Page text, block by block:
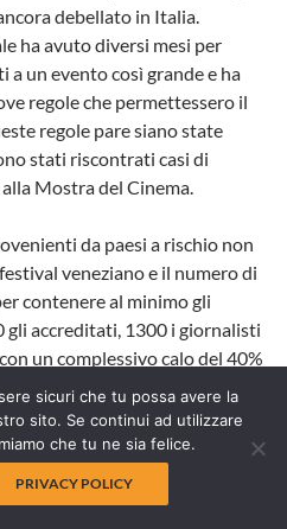
debellato in Italia.
ha avuto diversi mesi per
un evento così grande e ha
regole che permettessero il
regole pare siano state
stati riscontrati casi di
Mostra del Cinema.
da paesi a rischio non
veneziano e il numero di
contenere al minimo gli
gli accreditati, 1300 i giornalisti
un complessivo calo del 40%
ingressi nei 10 giorni di festival è
precedente in cui erano stati
al massimo la metà delle
massima, ma le platee
percepibile all’occhio il
sicuri che tu possa avere la
sito. Se continui ad utilizzare
che tu ne sia felice.
PRIVACY POLICY